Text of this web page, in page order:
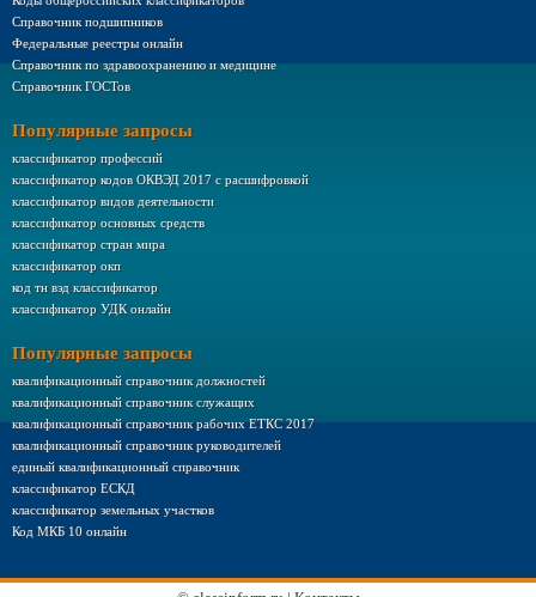
Справочник подшипников
Федеральные реестры онлайн
Справочник по здравоохранению и медицине
Справочник ГОСТов
Популярные запросы
классификатор профессий
классификатор кодов ОКВЭД 2017 с расшифровкой
классификатор видов деятельности
классификатор основных средств
классификатор стран мира
классификатор окп
код тн вэд классификатор
классификатор УДК онлайн
Популярные запросы
квалификационный справочник должностей
квалификационный справочник служащих
квалификационный справочник рабочих ЕТКС 2017
квалификационный справочник руководителей
единый квалификационный справочник
классификатор ЕСКД
классификатор земельных участков
Код МКБ 10 онлайн